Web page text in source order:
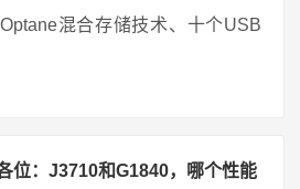
混合存储技术、十个USB
位：J3710和G1840，哪个性能